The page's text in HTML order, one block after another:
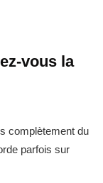
vous la
complètement du
parfois sur